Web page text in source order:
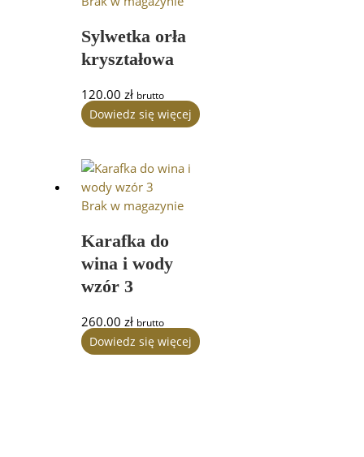
Sylwetka orła
kryształowa
120.00 zł brutto
Dowiedz się więcej
Brak w magazynie
Karafka do
wina i wody
wzór 3
260.00 zł brutto
Dowiedz się więcej